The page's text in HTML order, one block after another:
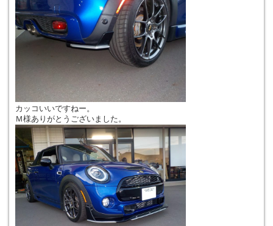
カッコいいですねー。
Ｍ様ありがとうございました。